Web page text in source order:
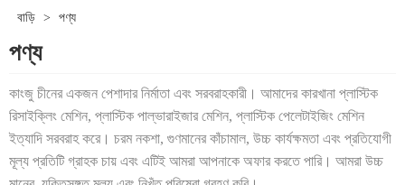
বাড়ি > পণ্য
পণ্য
কাংজু চীনের একজন পেশাদার নির্মাতা এবং সরবরাহকারী। আমাদের কারখানা প্লাস্টিক
রিসাইক্লিং মেশিন, প্লাস্টিক পাল্ভারাইজার মেশিন, প্লাস্টিক পেলেটাইজিং মেশিন
ইত্যাদি সরবরাহ করে। চরম নকশা, গুণমানের কাঁচামাল, উচ্চ কার্যক্ষমতা এবং প্রতিযোগী
মূল্য প্রতিটি গ্রাহক চায় এবং এটিই আমরা আপনাকে অফার করতে পারি। আমরা উচ্চ